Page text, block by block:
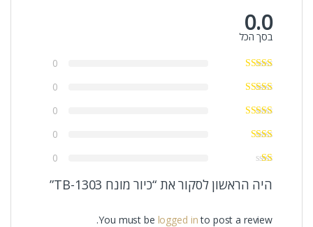
0.0
בסך הכל
0
0
0
0
0
היה הראשון לסקור את “כיור מונח TB-1303”
You must be logged into post a review.